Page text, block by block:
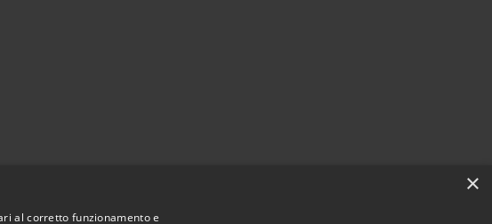
×
al corretto funzionamento e